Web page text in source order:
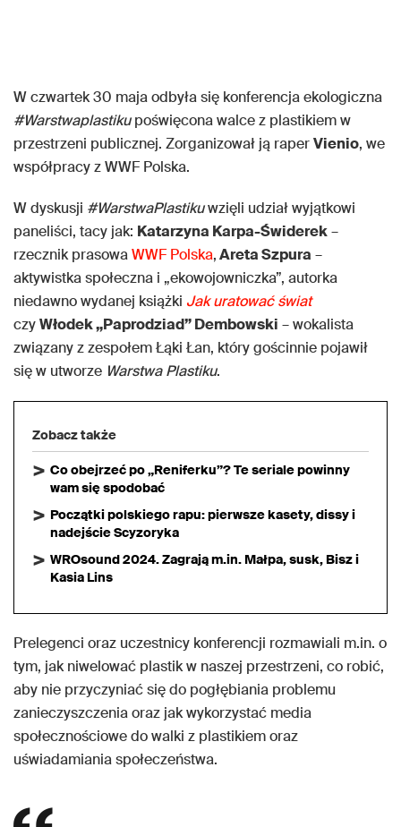
W czwartek 30 maja odbyła się konferencja ekologiczna
#Warstwaplastikupoświęcona walce z plastikiem w
przestrzeni publicznej. Zorganizował ją raperVienio, we
współpracy z WWF Polska.
W dyskusji #WarstwaPlastikuwzięli udział wyjątkowi
paneliści, tacy jak: Katarzyna Karpa-Świderek–
rzecznik prasowaWWF Polska,Areta Szpura –
aktywistka społeczna i „ekowojowniczka”, autorka
niedawno wydanej książki Jak uratować świat
czyWłodek „Paprodziad” Dembowski – wokalista
związany z zespołem Łąki Łan, który gościnnie pojawił
się w utworze Warstwa Plastiku.
Zobacz także
Co obejrzeć po „Reniferku”? Te seriale powinny
wam się spodobać
Początki polskiego rapu: pierwsze kasety, dissy i
nadejście Scyzoryka
WROsound 2024. Zagrają m.in. Małpa, susk, Bisz i
Kasia Lins
Prelegenci oraz uczestnicy konferencji rozmawiali m.in. o
tym, jak niwelować plastik w naszej przestrzeni, co robić,
aby nie przyczyniać się do pogłębiania problemu
zanieczyszczenia oraz jak wykorzystać media
społecznościowe do walki z plastikiem oraz
uświadamiania społeczeństwa.